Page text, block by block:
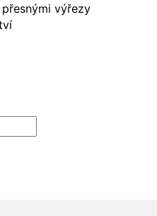
výřezy